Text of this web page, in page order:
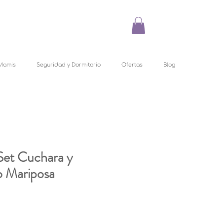
Seguridad y Dormitorio Ofertas Blog
Cuchara y
Mariposa